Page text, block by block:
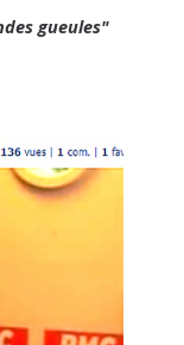
gueules"